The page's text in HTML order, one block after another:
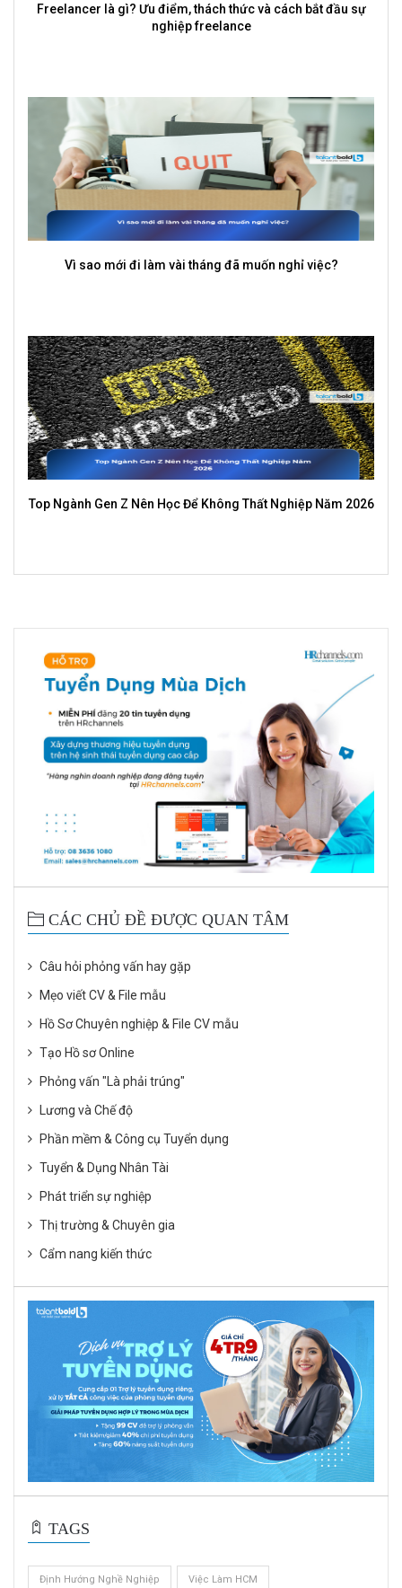
Freelancer là gì? Ưu điểm, thách thức và cách bắt đầu sự
nghiệp freelance
Vì sao mới đi làm vài tháng đã muốn nghỉ việc?
Top Ngành Gen Z Nên Học Để Không Thất Nghiệp Năm 2026
CÁC CHỦ ĐỀ ĐƯỢC QUAN TÂM
Câu hỏi phỏng vấn hay gặp
Mẹo viết CV & File mẫu
Hồ Sơ Chuyên nghiệp & File CV mẫu
Tạo Hồ sơ Online
Phỏng vấn "Là phải trúng"
Lương và Chế độ
Phần mềm & Công cụ Tuyển dụng
Tuyển & Dụng Nhân Tài
Phát triển sự nghiệp
Thị trường & Chuyên gia
Cẩm nang kiến thức
TAGS
Định Hướng Nghề Nghiệp Việc Làm HCM